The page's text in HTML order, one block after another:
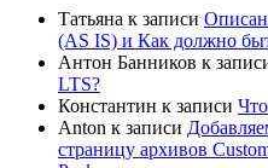
Татьяна к записи
(AS IS) и Как должно
Антон Банников к
LTS?
Константин к записи
Anton к записи
страницу архивов